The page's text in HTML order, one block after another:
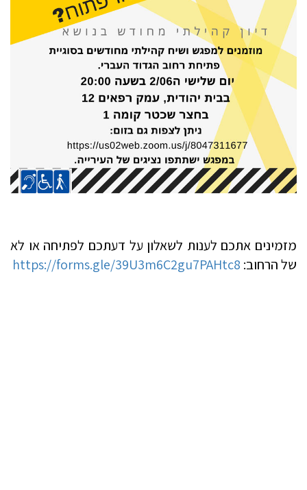
מזמינים אתכם לענות לשאלון על דעתכם לפתיחה או לא
של הרחוב: https://forms.gle/39U3m6C2gu7PAHtc8